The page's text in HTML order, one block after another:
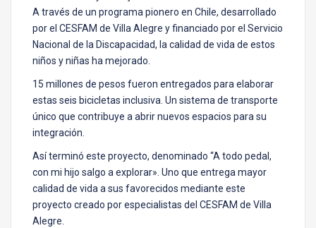
A través de un programa pionero en Chile, desarrollado
por el CESFAM de Villa Alegre y financiado por el Servicio
Nacional de la Discapacidad, la calidad de vida de estos
niños y niñas ha mejorado.
15 millones de pesos fueron entregados para elaborar
estas seis bicicletas inclusiva. Un sistema de transporte
único que contribuye a abrir nuevos espacios para su
integración.
Así terminó este proyecto, denominado “A todo pedal,
con mi hijo salgo a explorar». Uno que entrega mayor
calidad de vida a sus favorecidos mediante este
proyecto creado por especialistas del CESFAM de Villa
Alegre.